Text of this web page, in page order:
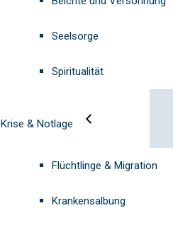
Seelsorge
Spiritualität
Krise & Notlage
Flüchtlinge & Migration
Krankensalbung